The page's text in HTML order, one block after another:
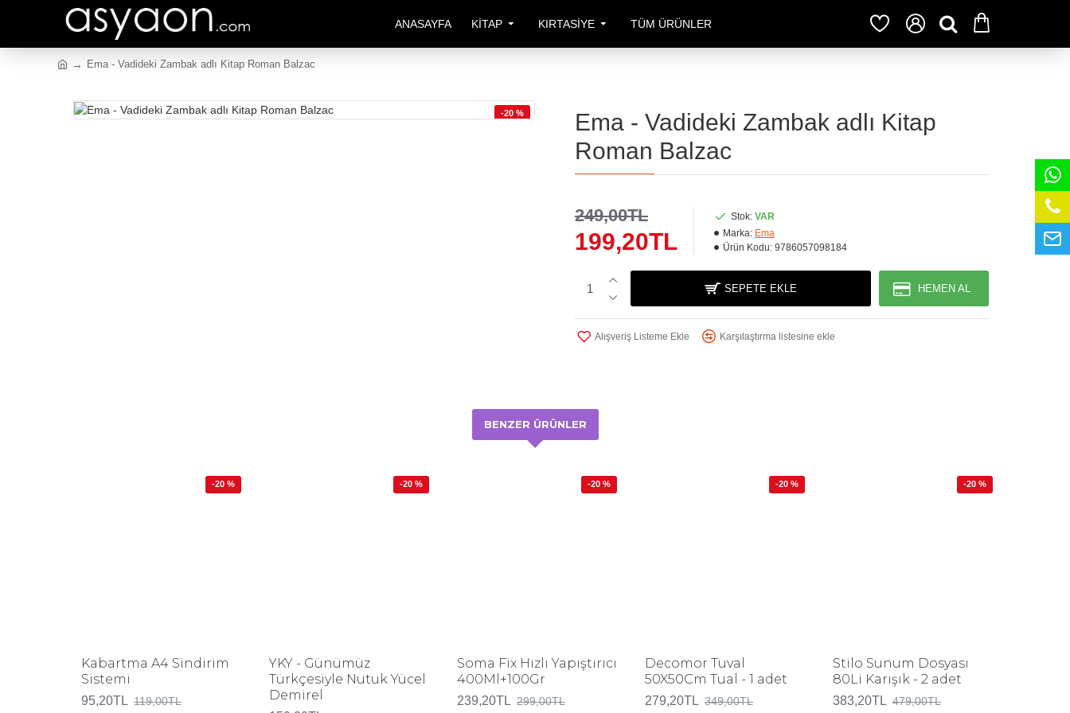
ANASAYFA KITAP KIRTASIYE TÜM ÜRÜNLER
Ema - Vadideki Zambak adlı Kitap Roman Balzac
-20 %
Ema - Vadideki Zambak adlı Kitap
Roman Balzac
199,20TL
249,00TL Stok: VAR
Marka: Ema
Ürün Kodu: 9786057098184
SEPETE EKLE HEMEN AL
Alışveriş Listeme Ekle Karşılaştırma listesine ekle
BENZER ÜRÜNLER
-20 %
Kabartma A4 Sindirim
Sistemi
95,20TL 119,00TL
-20 %
YKY - Günümüz
Türkçesiyle Nutuk Yücel
Demirel
-20 %
Soma Fix Hızlı Yapıştırıcı
400Ml+100Gr
239,20TL 299,00TL
-20 %
Decomor Tuval
50X50Cm Tual - 1 adet
279,20TL 349,00TL
-20 %
Stilo Sunum Dosyası
80Li Karışık - 2 adet
383,20TL 479,00TL